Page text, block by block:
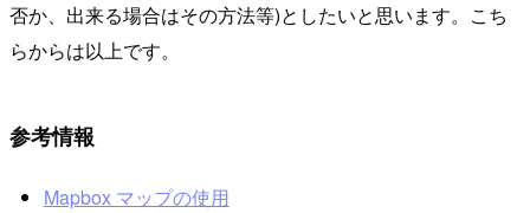
否か、出来る場合はその方法等)としたいと思います。こち
らからは以上です。
参考情報
Mapbox マップの使用